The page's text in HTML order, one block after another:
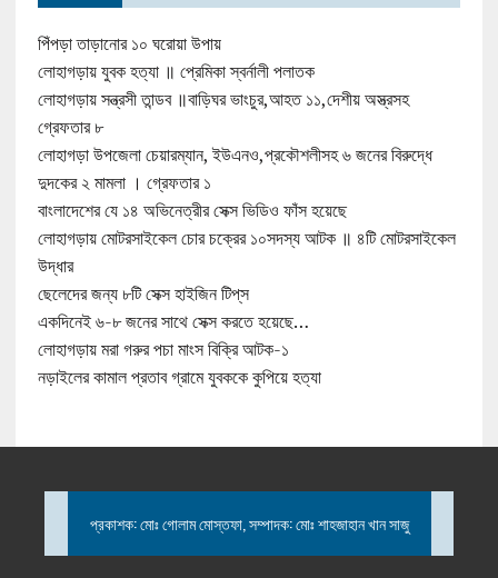
পিঁপড়া তাড়ানোর ১০ ঘরোয়া উপায়
লোহাগড়ায় যুবক হত্যা ॥ প্রেমিকা স্বর্নালী পলাতক
লোহাগড়ায় সন্ত্রসী তান্ডব ॥বাড়িঘর ভাংচুর,আহত ১১,দেশীয় অস্ত্রসহ
গ্রেফতার ৮
লোহাগড়া উপজেলা চেয়ারম্যান, ইউএনও,প্রকৌশলীসহ ৬ জনের বিরুদ্ধে
দুদকের ২ মামলা । গ্রেফতার ১
বাংলাদেশের যে ১৪ অভিনেত্রীর সেক্স ভিডিও ফাঁস হয়েছে
লোহাগড়ায় মোটরসাইকেল চোর চক্রের ১০সদস্য আটক ॥ ৪টি মোটরসাইকেল
উদ্ধার
ছেলেদের জন্য ৮টি সেক্স হাইজিন টিপ্‌স
একদিনেই ৬-৮ জনের সাথে সেক্স করতে হয়েছে…
লোহাগড়ায় মরা গরুর পচা মাংস বিক্রি আটক-১
নড়াইলের কামাল প্রতাব গ্রামে যুবককে কুপিয়ে হত্যা
প্রকাশক: মোঃ গোলাম মোস্তফা, সম্পাদক: মোঃ শাহজাহান খান সাজু